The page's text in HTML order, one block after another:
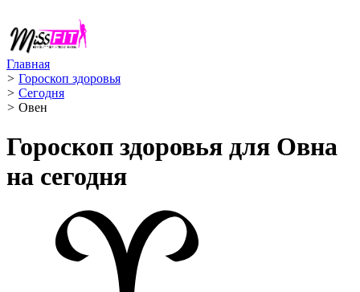
Главная
> Гороскоп здоровья
> Сегодня
> Овен ️
Гороскоп здоровья для Овна
на сегодня